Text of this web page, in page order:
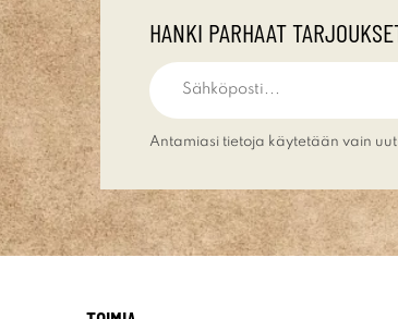
HANKI PARHAAT
Antamiasi tietoja käytetään vain